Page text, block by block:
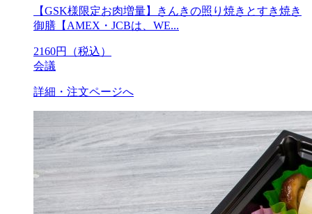
【GSK様限定お肉増量】きんきの照り焼きとすき焼き
御膳【AMEX・JCBは、WE...
2160円（税込）
会議
詳細・注文ページへ